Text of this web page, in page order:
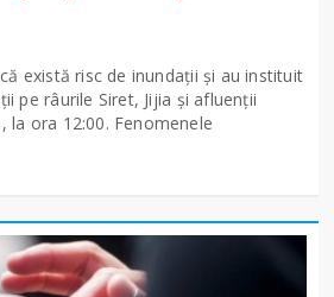
există risc de inundații și au instituit
pe râurile Siret, Jijia și afluenții
la ora 12:00. Fenomenele